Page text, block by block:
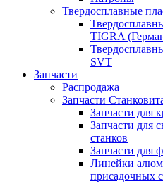
Твердосплавные
TIGRA
SVT
Запчасти
Распродажа
Запчасти
Запчасти для
Запчасти для
станков
Запчасти для
Линейки
присадочных